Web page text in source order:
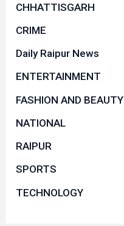
CHHATTISGARH
CRIME
Daily Raipur News
ENTERTAINMENT
FASHION AND BEAUTY
NATIONAL
RAIPUR
SPORTS
TECHNOLOGY